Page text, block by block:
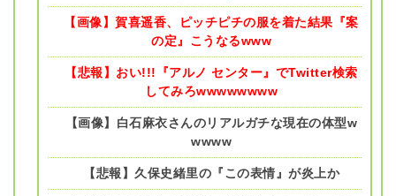
【画像】賀喜遥香、ピッチピチの服を着た結果『案
の定』こうなるwww
【悲報】おい!!!『アルノ センター』でTwitter検索
してみろwwwwwwww
【画像】白石麻衣さんのリアルガチな現在の体型w
wwww
【悲報】久保史緒里の『この表情』が炎上か